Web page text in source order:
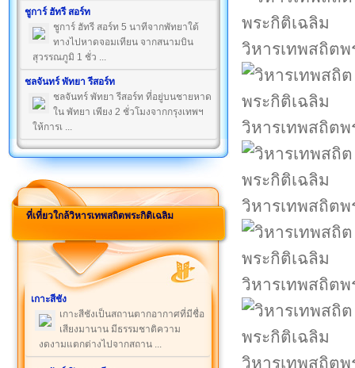
ชูการ์ ฮัทรี สอร์ท
ชูการ์ ฮัทรี สอร์ท 5 นาทีจากพัทยาใต้
ทางไปหาดจอมเทียน จากสนามบิน
สุวรรณภูมิ 1 ชั่ว ...
ชลจันทร์ พัทยา รีสอร์ท
ชลจันทร์ พัทยา รีสอร์ท ที่อยู่บนชายหาด
ใน พัทยา เพียง 2 ชั่วโมงจากกรุงเทพฯ
ให้การเ ...
ที่เที่ยวใกล้วิหารเทพสถิตพระกิติเฉลิม
เกาะสีชัง
เกาะสีชังเป็นสถานตากอากาศที่มีชื่อ
เสียงมานาน มีธรรมชาติความ
งดงามแตกต่างไปจากสถาน ...
วิหารเทพสถิตพ
วิหารเทพสถิตพ
วิหารเทพสถิตพ
วิหารเทพสถิตพ
วิหารเทพสถิตพ